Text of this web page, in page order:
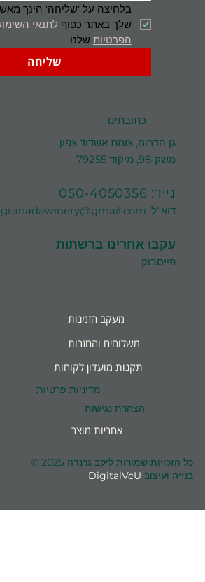
שלך באתר כפוף
הפרטיות שלנו.
שליחה
כתובתינו
גן הדרום, צומת אשדוד צפון
משק 98, מיקוד 79255
נייד: 050-4050356
דוא"ל: granadawinery@gmail.com
עקבו אחרינו ברשתות
פייסבוק
מעקב הזמנות
משלוחים והחזרות
תקנות מועדון לקוחות
מדיניות פרטיות
הצהרת נגישות
אחריות מוצר
כל הזכויות שמורות ליקב גרנדה 2025 ©
בנייה ועיצוב DigitalVcU